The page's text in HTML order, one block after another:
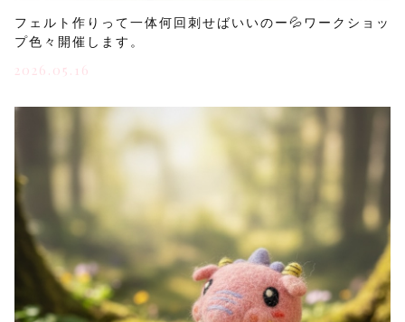
フェルト作りって一体何回刺せばいいのー💦ワークショッ
プ色々開催します。
2026.05.16